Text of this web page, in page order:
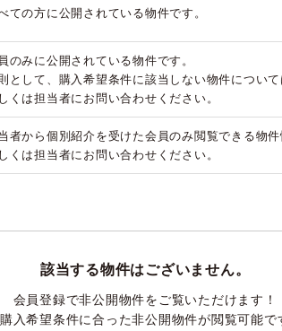
ての方に公開されている物件です。
のみに公開されている物件です。
として、購入希望条件に該当しない物件について
くは担当者にお問い合わせください。
者から個別紹介を受けた会員のみ閲覧できる物件
くは担当者にお問い合わせください。
該当する物件はございません。
会員登録で非公開物件をご覧いただけます！
入希望条件に合った非公開物件が閲覧可能で